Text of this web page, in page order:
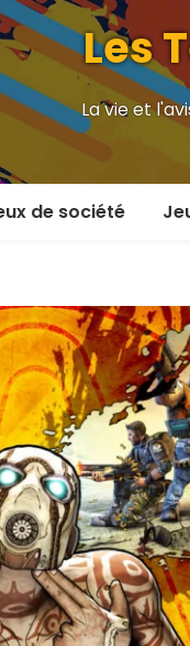
Les
La vie et
de société
et plus
coop’
versus
Access+
En
En